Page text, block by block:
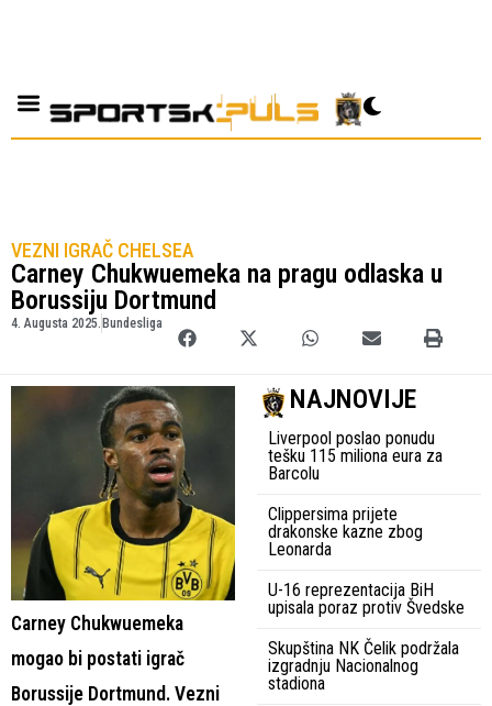
VEZNI IGRAČ CHELSEA
Carney Chukwuemeka na pragu odlaska u
Borussiju Dortmund
4. Augusta 2025. Bundesliga
Carney Chukwuemeka
mogao bi postati igrač
Borussije Dortmund. Vezni
NAJNOVIJE
Liverpool poslao ponudu
tešku 115 miliona eura za
Barcolu
Clippersima prijete
drakonske kazne zbog
Leonarda
U-16 reprezentacija BiH
upisala poraz protiv Švedske
Skupština NK Čelik podržala
izgradnju Nacionalnog
stadiona